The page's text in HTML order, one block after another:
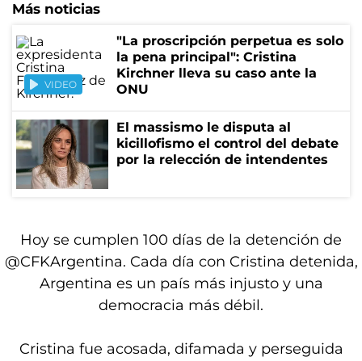
Más noticias
VIDEO
"La proscripción perpetua es solo
la pena principal": Cristina
Kirchner lleva su caso ante la
ONU
El massismo le disputa al
kicillofismo el control del debate
por la relección de intendentes
Hoy se cumplen 100 días de la detención de
@CFKArgentina. Cada día con Cristina detenida,
Argentina es un país más injusto y una
democracia más débil.
Cristina fue acosada, difamada y perseguida